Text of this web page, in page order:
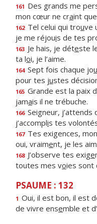
161 Des grands me
mon cœur ne craint
162 Tel celui qui trouve
je me réjouis de tes
163 Je hais, je déteste
ta loi, je l’aime.
164 Sept fois chaque jou
pour tes justes
165 Grande est la paix
jamais il ne trébuche.
166 Seigneur, j’attends
j’accomplis tes
167 Tes exigences, mon
oui, vraiment, je les
168 J’observe tes exige
toutes mes voies sont
PSAUME : 132
1 Oui, il est bon, il est
de vivre ensemble et